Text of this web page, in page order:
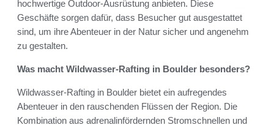
hochwertige Outdoor-Ausrüstung anbieten. Diese
Geschäfte sorgen dafür, dass Besucher gut ausgestattet
sind, um ihre Abenteuer in der Natur sicher und angenehm
zu gestalten.
Was macht Wildwasser-Rafting in Boulder besonders?
Wildwasser-Rafting in Boulder bietet ein aufregendes
Abenteuer in den rauschenden Flüssen der Region. Die
Kombination aus adrenalinfördernden Stromschnellen und